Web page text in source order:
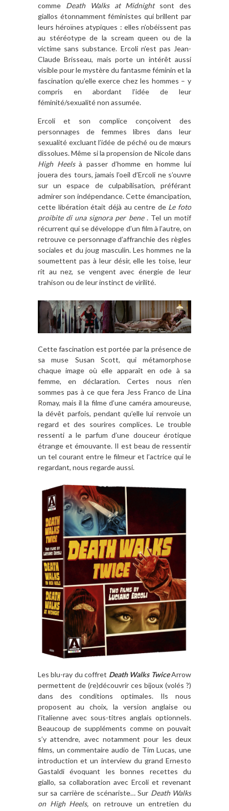
comme Death Walks at Midnightsont des
giallos étonnamment féministes qui brillent par
leurs héroïnes atypiques : elles n’obéissent pas
au stéréotype de la scream queen ou de la
victime sans substance. Ercoli n’est pas Jean-
Claude Brisseau, mais porte un intérêt aussi
visible pour le mystère du fantasme féminin et la
fascination qu’elle exerce chez les hommes – y
compris en abordant l’idée de leur
féminité/sexualité non assumée.
Ercoli et son complice conçoivent des
personnages de femmes libres dans leur
sexualité excluant l’idée de péché ou de mœurs
dissolues. Même si la propension de Nicole dans
High Heelsà passer d’homme en homme lui
jouera des tours, jamais l’oeil d’Ercoli ne s’ouvre
sur un espace de culpabilisation, préférant
admirer son indépendance. Cette émancipation,
cette libération était déjà au centre de Le foto
proibite di una signora per bene. Tel un motif
récurrent qui se développe d’un film à l’autre, on
retrouve ce personnage d’affranchie des règles
sociales et du joug masculin. Les hommes ne la
soumettent pas à leur désir, elle les toise, leur
rit au nez, se vengent avec énergie de leur
trahison ou de leur instinct de virilité.
Cette fascination est portée par la présence de
sa muse Susan Scott, qui métamorphose
chaque image où elle apparaît en ode à sa
femme, en déclaration. Certes nous n’en
sommes pas à ce que fera Jess Franco de Lina
Romay, mais il la filme d’une caméra amoureuse,
la dévêt parfois, pendant qu’elle lui renvoie un
regard et des sourires complices. Le trouble
ressenti a le parfum d’une douceur érotique
étrange et émouvante. Il est beau de ressentir
un tel courant entre le filmeur et l’actrice qui le
regardant, nous regarde aussi.
Les blu-ray du coffret Death Walks TwiceArrow
permettent de (re)découvrir ces bijoux (volés ?)
dans des conditions optimales. Ils nous
proposent au choix, la version anglaise ou
l’italienne avec sous-titres anglais optionnels.
Beaucoup de suppléments comme on pouvait
s’y attendre, avec notamment pour les deux
films, un commentaire audio de Tim Lucas, une
introduction et un interview du grand Ernesto
Gastaldi évoquant les bonnes recettes du
giallo, sa collaboration avec Ercoli et revenant
sur sa carrière de scénariste… Sur Death Walks
on High Heels, on retrouve un entretien du